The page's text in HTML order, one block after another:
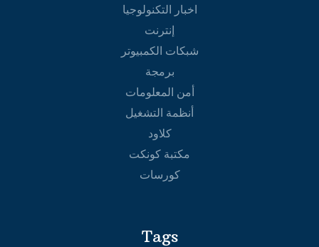
اخبار التكنولوجيا
إنترنت
شبكات الكمبيوتر
برمجة
أمن المعلومات
أنظمة التشغيل
كلاود
مكتبة كونكت
كورسات
Tags